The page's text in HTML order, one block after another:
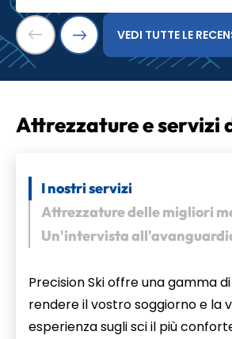
VEDI TUTTE LE
Attrezzature e servizi
I nostri servizi
Attrezzature delle migliori
Un'intervista
Precision Ski offre una gamma
rendere il vostro soggiorno e la
esperienza sugli sci il più